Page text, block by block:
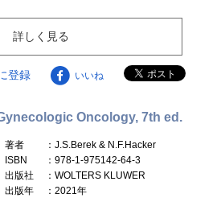
詳しく見る
登録 いいね
Oncology, 7th ed.
著者
：J.S.Berek & N.F.Hacker
ISBN
：978-1-975142-64-3
出版社
：WOLTERS KLUWER
出版年
：2021年